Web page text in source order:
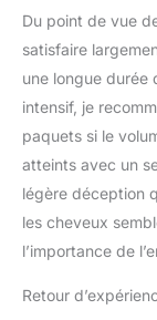
Du point de vue
satisfaire
une longue durée
intensif, je
paquets si le
atteints avec un
légère déception
les cheveux
l’importance de
Retour